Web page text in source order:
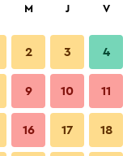
M J V
2 3 4
9 10 11
16 17 18